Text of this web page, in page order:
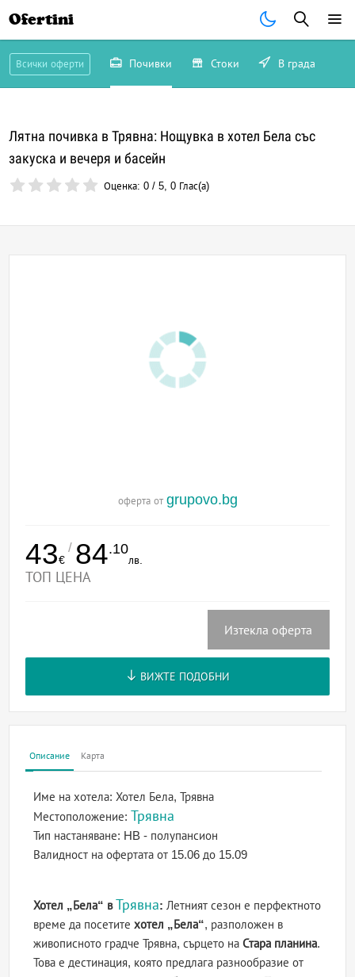
Ofertini
Всички оферти Почивки Стоки В града
Лятна почивка в Трявна: Нощувка в хотел Бела със
закуска и вечеря и басейн
Оценка:0 /5,0 Глас(а)
оферта от grupovo.bg
43€
/ 84.10
лв.
ТОП ЦЕНА
Изтекла оферта
ВИЖТЕ ПОДОБНИ
Описание Карта
Име на хотела: Хотел Бела, Трявна
Местоположение: Трявна
Тип настаняване: HB - полупансион
Валидност на офертатаот 15.06 до 15.09
Хотел „Бела“ вТрявна: Летният сезон е перфектното
време да посетитехотел „Бела“, разположен в
живописното градче Трявна, сърцето наСтара планина.
Това е дестинация, която предлага разнообразие от